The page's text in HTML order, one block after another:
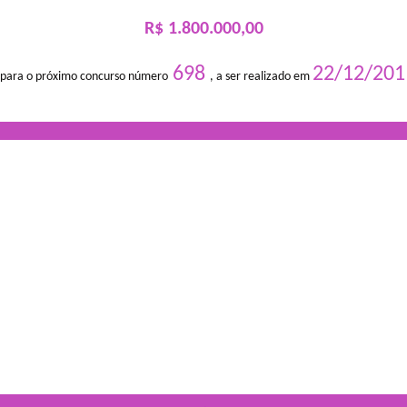
R$ 1.800.000,00
o próximo concurso número 698 , a ser realizado em 22/12/